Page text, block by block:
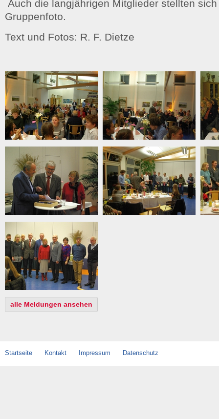
Auch die langjährigen Mitglieder stellten
Gruppenfoto.
Text und Fotos: R. F. Dietze
alle Meldungen ansehen
Startseite Kontakt Impressum Datenschutz